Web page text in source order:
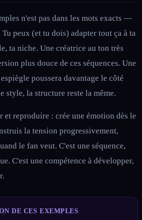
n'est pas dans les mots exacts —
peux (et tu dois) adapter tout ça à ta
ta niche. Une créatrice au ton très
plus douce de ces séquences. Une
poussera davantage le côté
style, la structure reste la même.
et reproduire : crée une émotion dès le
la tension progressivement,
le fan veut. C'est une séquence,
C'est une compétence à développer,
DE CES EXEMPLES